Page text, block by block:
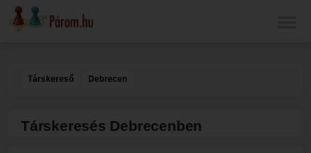
Társkereső Debrecen
Társkeresés Debrecenben